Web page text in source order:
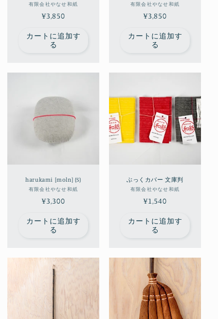
販
売
有限会社やなせ和紙
通
価
¥3,850
カートに追加す
る
販
売
有限会社やなせ和紙
通
価
¥3,850
カートに追加す
る
harukami [moln] (S)
販
売
有限会社やなせ和紙
通
価
¥3,300
カートに追加す
る
ぶっくカバー 文庫判
販
売
有限会社やなせ和紙
通
価
¥1,540
カートに追加す
る